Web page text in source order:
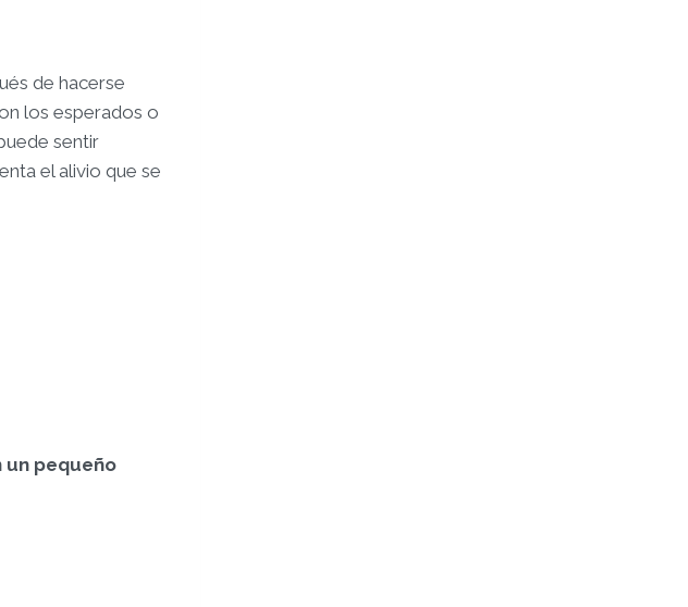
de hacerse
los esperados o
sentir
el alivio que se
un pequeño